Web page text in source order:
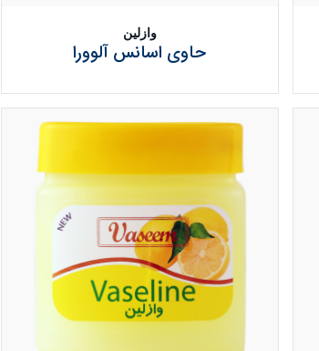
وازلین
حاوی اسانس آلوورا